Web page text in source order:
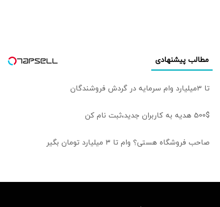
مطالب پیشنهادی
تا 3میلیارد وام سرمایه در گردش فروشندگان
500$ هدیه به کاربران جدید،ثبت نام کن
صاحب فروشگاه هستی؟ وام تا ۳ میلیارد تومان بگیر